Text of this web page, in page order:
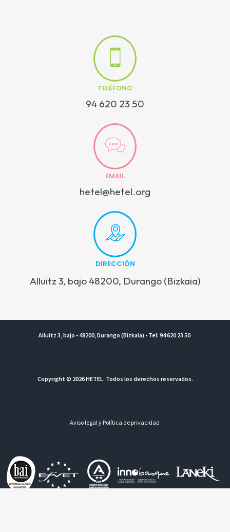
TELÉFONO
94 620 23 50
EMAIL
hetel@hetel.org
DIRECCIÓN
Alluitz 3, bajo 48200, Durango (Bizkaia)
Alluitz 3, bajo • 48200, Durango (Bizkaia) • Tel: 94 620 23 50
Copyright © 2026 HETEL. Todos los derechos reservados.
Aviso legal y Política de privacidad